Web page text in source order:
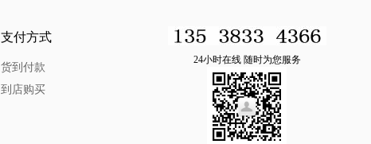
支付方式
货到付款
到店购买
24小时在线 随时为您服务